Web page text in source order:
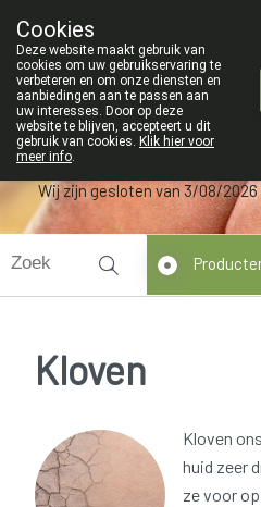
09 228 32 36
Wij zijn gesloten van 3/08/
Kloven
Kloven
huid zeer
ze voor
Cookies
Deze website maakt gebruik van
cookies om uw gebruikservaring te
verbeteren en om onze diensten en
aanbiedingen aan te passen aan
uw interesses. Door op deze
website te blijven, accepteert u dit
gebruik van cookies. Klik hier voor
meer info.